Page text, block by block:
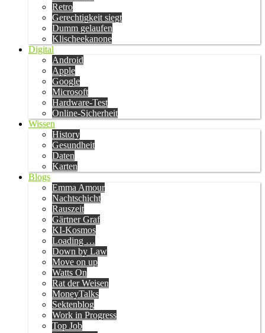
Retro
Gerechtigkeit siegt
Dumm gelaufen
Klischeekanone
Digital
Android
Apple
Google
Microsoft
Hardware-Test
Online-Sicherheit
Wissen
History
Gesundheit
Daten
Karten
Blogs
Emma Amour
Nachtschicht
Rauszeit
Gärtner Graf
KI-Kosmos
Loading …
Down by Law
Move on up
Watts On
Rat der Weisen
MoneyTalks
Sektenblog
Work in Progress
Top Job